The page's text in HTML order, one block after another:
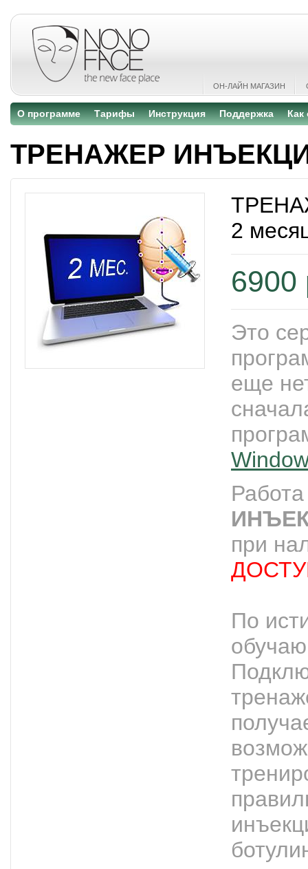
ОН-ЛАЙН МАГАЗИН
О программе Тарифы Инструкция Поддержка Как
ТРЕНАЖЕР
2
6900
Это
еще
при
По